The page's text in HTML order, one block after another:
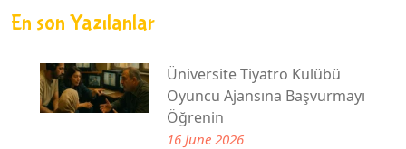
En son Yazılanlar
Üniversite Tiyatro Kulübü
Oyuncu Ajansına Başvurmayı
Öğrenin
16 June 2026